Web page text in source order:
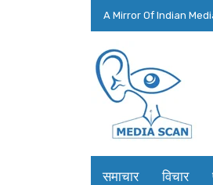
A Mirror Of Indian
समाचार विचार